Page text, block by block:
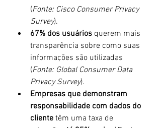
(Fonte: Cisco Consumer Privacy
Survey).
67% dos usuários querem mais
transparência sobre como suas
informações são utilizadas
(Fonte: Global Consumer Data
Privacy Survey).
Empresas que demonstram
responsabilidade com dados do
cliente têm uma taxa de